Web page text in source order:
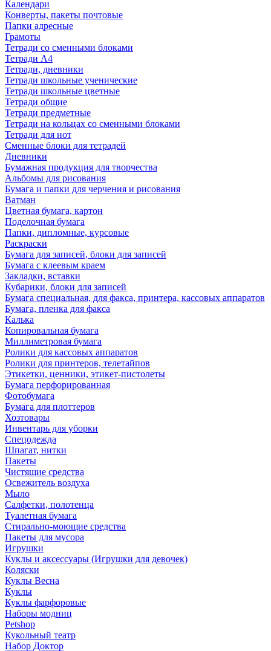
Календари
Конверты, пакеты почтовые
Папки адресные
Грамоты
Тетради со сменными блоками
Тетради А4
Тетради, дневники
Тетради школьные ученические
Тетради школьные цветные
Тетради общие
Тетради предметные
Тетради на кольцах со сменными блоками
Тетради для нот
Сменные блоки для тетрадей
Дневники
Бумажная продукция для творчества
Альбомы для рисования
Бумага и папки для черчения и рисования
Ватман
Цветная бумага, картон
Поделочная бумага
Папки, дипломные, курсовые
Раскраски
Бумага для записей, блоки для записей
Бумага с клеевым краем
Закладки, вставки
Кубарики, блоки для записей
Бумага специальная, для факса, принтера, кассовых аппаратов
Бумага, пленка для факса
Калька
Копировальная бумага
Миллиметровая бумага
Ролики для кассовых аппаратов
Ролики для принтеров, телетайпов
Этикетки, ценники, этикет-пистолеты
Бумага перфорированная
Фотобумага
Бумага для плоттеров
Хозтовары
Инвентарь для уборки
Спецодежда
Шпагат, нитки
Пакеты
Чистящие средства
Освежитель воздуха
Мыло
Салфетки, полотенца
Туалетная бумага
Стирально-моющие средства
Пакеты для мусора
Игрушки
Куклы и аксессуары (Игрушки для девочек)
Коляски
Куклы Весна
Куклы
Куклы фарфоровые
Наборы модниц
Petshop
Кукольный театр
Набор Доктор